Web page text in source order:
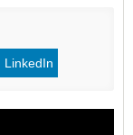
LinkedIn